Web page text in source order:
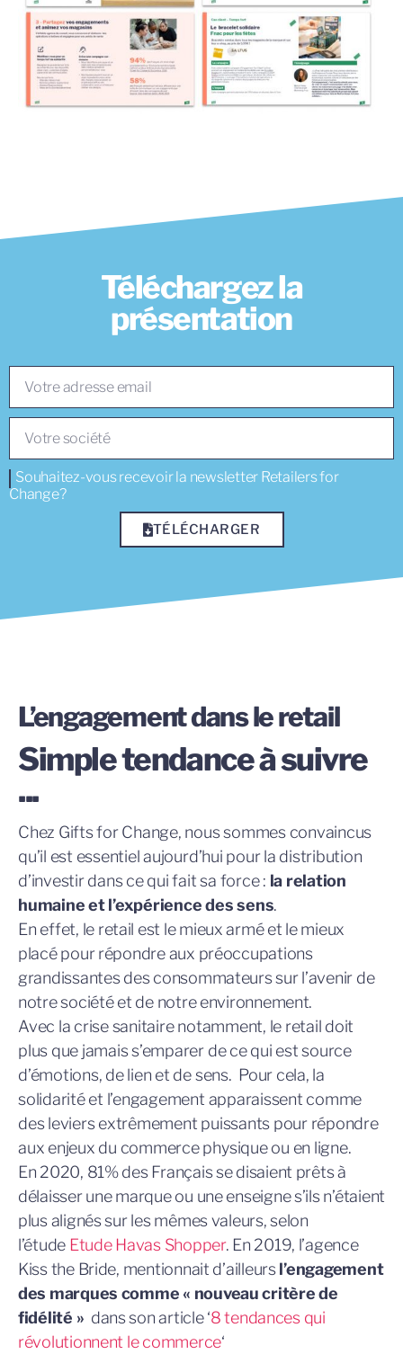
Téléchargez la
présentation
Souhaitez-vous recevoir la newsletter Retailers for
Change?
TÉLÉCHARGER
L’engagement dans le retail
Simple tendance à suivre
...
Chez Gifts for Change, nous sommes convaincus
qu’il est essentiel aujourd’hui pour la distribution
d’investir dans ce qui fait sa force : la relation
humaine et l’expérience des sens.
En effet, le retail est le mieux armé et le mieux
placé pour répondre aux préoccupations
grandissantes des consommateurs sur l’avenir de
notre société et de notre environnement.
Avec la crise sanitaire notamment, le retail doit
plus que jamais s’emparer de ce qui est source
d’émotions, de lien et de sens. Pour cela, la
solidarité et l’engagement apparaissent comme
des leviers extrêmement puissants pour répondre
aux enjeux du commerce physique ou en ligne.
En 2020, 81% des Français se disaient prêts à
délaisser une marque ou une enseigne s’ils n’étaient
plus alignés sur les mêmes valeurs, selon
l’étude Etude Havas Shopper. En 2019, l’agence
Kiss the Bride, mentionnait d’ailleursl’engagement
des marques comme « nouveau critère de
fidélité » dans son article ‘8 tendances qui
révolutionnent le commerce‘